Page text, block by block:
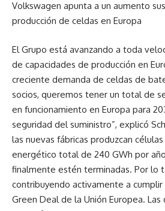
Volkswagen apunta a un aumento
producción de celdas en Europa
El Grupo está avanzando a toda
de capacidades de producción en
creciente demanda de celdas de
socios, queremos tener un total de
en funcionamiento en Europa para
seguridad del suministro”, explicó
las nuevas fábricas produzcan
energético total de 240 GWh por
finalmente estén terminadas. Por lo
contribuyendo activamente a
Green Deal de la Unión Europea. Las